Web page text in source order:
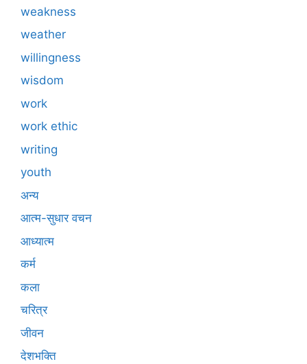
weakness
weather
willingness
wisdom
work
work ethic
writing
youth
अन्य
आत्म-सुधार वचन
आध्यात्म
कर्म
कला
चरित्र
जीवन
देशभक्ति